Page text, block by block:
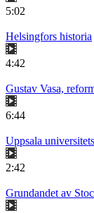
5:02
Helsingfors historia
4:42
Gustav Vasa,
6:44
Uppsala
2:42
Grundandet av